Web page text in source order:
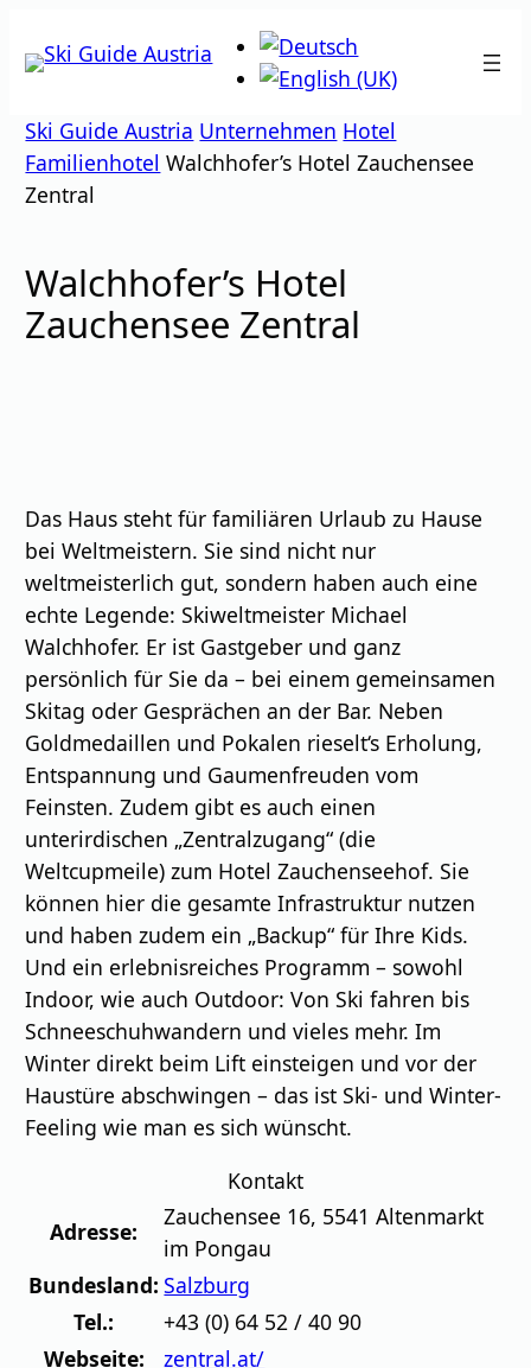
Inhalt
Ski Guide Austria Unternehmen Hotel
Familienhotel Walchhofer’s Hotel Zauchensee
Zentral
Walchhofer’s Hotel
Zauchensee Zentral
Das Haus steht für familiären Urlaub zu Hause
bei Weltmeistern. Sie sind nicht nur
weltmeisterlich gut, sondern haben auch eine
echte Legende: Skiweltmeister Michael
Walchhofer. Er ist Gastgeber und ganz
persönlich für Sie da – bei einem gemeinsamen
Skitag oder Gesprächen an der Bar. Neben
Goldmedaillen und Pokalen rieselt‘s Erholung,
Entspannung und Gaumenfreuden vom
Feinsten. Zudem gibt es auch einen
unterirdischen „Zentralzugang“ (die
Weltcupmeile) zum Hotel Zauchenseehof. Sie
können hier die gesamte Infrastruktur nutzen
und haben zudem ein „Backup“ für Ihre Kids.
Und ein erlebnisreiches Programm – sowohl
Indoor, wie auch Outdoor: Von Ski fahren bis
Schneeschuhwandern und vieles mehr. Im
Winter direkt beim Lift einsteigen und vor der
Haustüre abschwingen – das ist Ski- und Winter-
Feeling wie man es sich wünscht.
Kontakt
Adresse:
Zauchensee 16, 5541 Altenmarkt
im Pongau
Bundesland: Salzburg
Tel.:
+43 (0) 64 52 / 40 90
Webseite:
zentral.at/